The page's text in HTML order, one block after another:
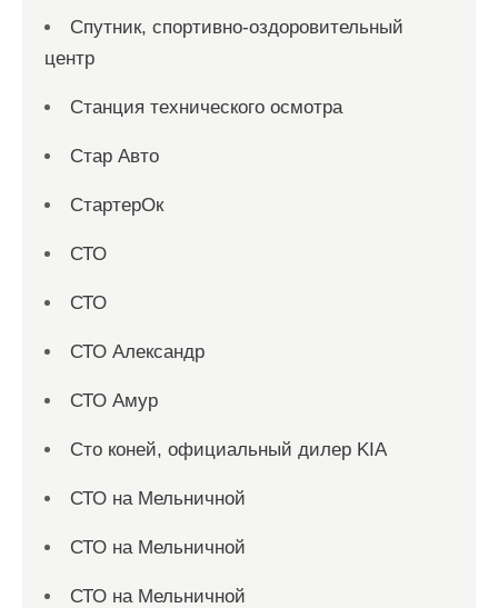
Спутник, спортивно-оздоровительный
центр
Станция технического осмотра
Стар Авто
СтартерОк
СТО
СТО
СТО Александр
СТО Амур
Сто коней, официальный дилер KIA
СТО на Мельничной
СТО на Мельничной
СТО на Мельничной